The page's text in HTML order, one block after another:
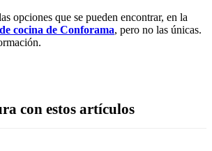
opciones que se pueden encontrar, en la
cocina de Conforama, pero no las únicas.
con estos artículos